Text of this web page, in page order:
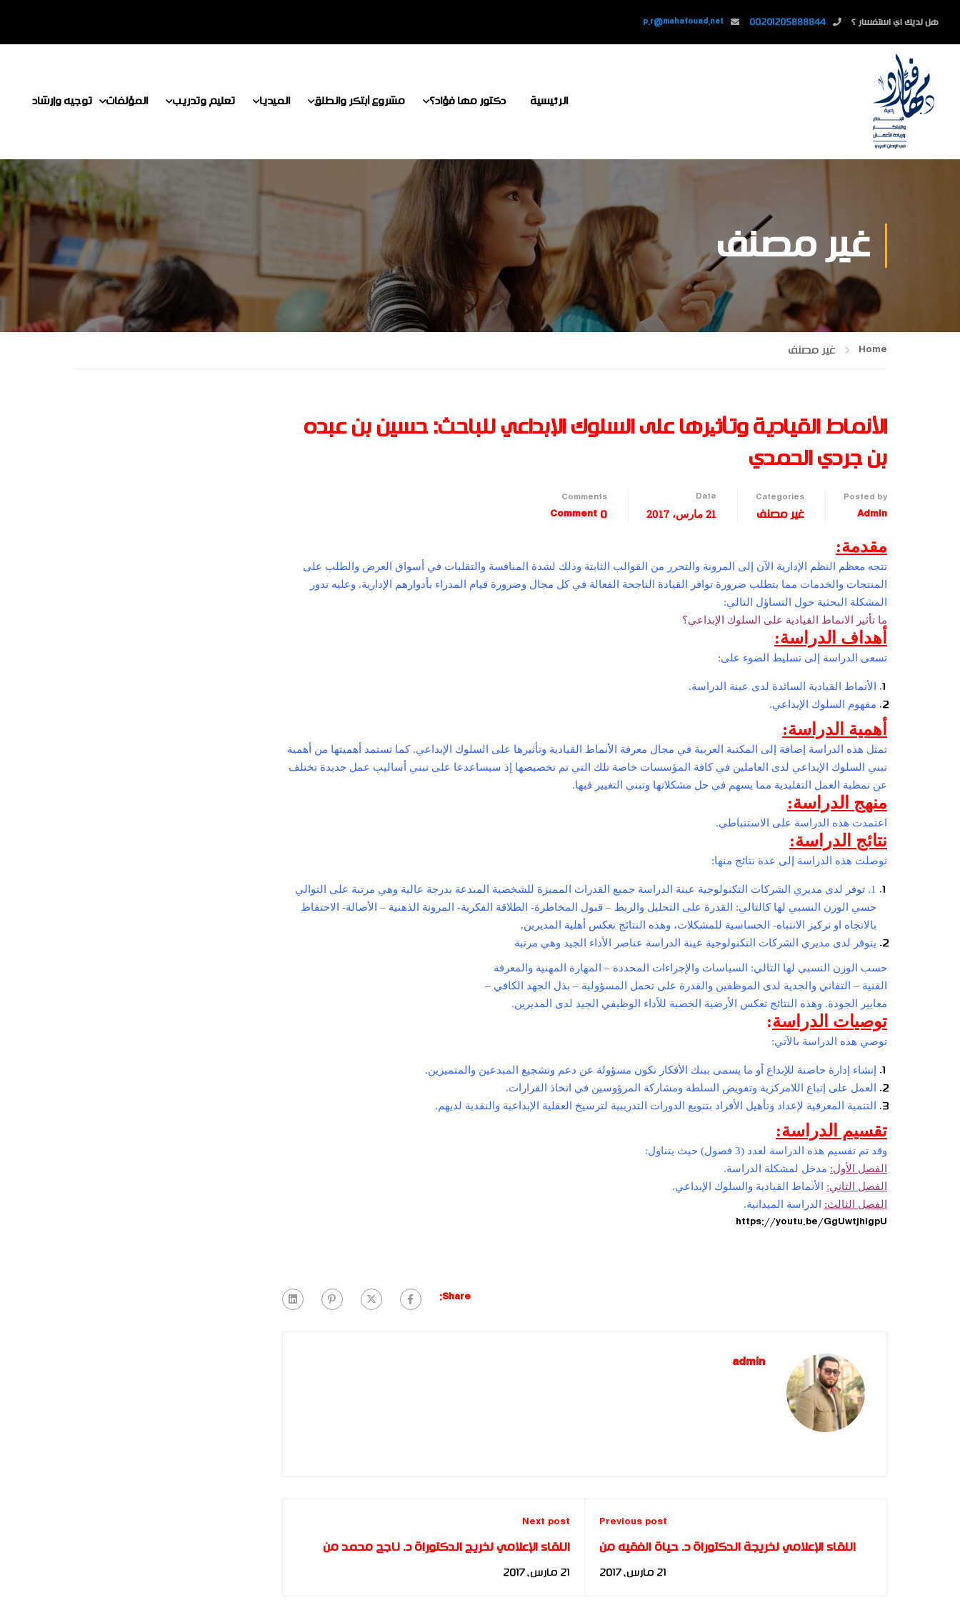
هل لديك اي استفسار ؟ 00201205888844
p.r@mahafouad.net
الرئيسية دكتور مها فؤاد؟ مشروع أبتكر وانطلق الميديا تعليم وتدريب المؤلفات توجيه وإرشاد
غير مصنف
Home غير مصنف
الأنماط القيادية وتأثیرها على السلوك الإبداعي للباحث: حسين بن عبده
بن جردي الحمدي
Posted by
Admin
Categories
غير مصنف
Date
21 مارس، 2017
Comments
0 Comment
مقدمة:
تتجه معظم النظم الإدارية الآن إلى المرونة والتحرر من القوالب الثابتة وذلك لشدة المنافسة والتقلبات في أسواق العرض والطلب على
المنتجات والخدمات مما يتطلب ضرورة توافر القيادة الناجحة الفعالة في كل مجال وضرورة قيام المدراء بأدوارهم الإدارية. وعليه تدور
المشكلة البحثية حول التساؤل التالي:
ما تأثير الانماط القيادية على السلوك الإبداعي؟
أهداف الدراسة:
تسعى الدراسة إلى تسليط الضوء على:
الأنماط القيادية السائدة لدى عينة الدراسة.
مفهوم السلوك الإبداعي.
أهمية الدراسة:
تمثل هذه الدراسة إضافة إلى المكتبة العربية في مجال معرفة الأنماط القيادية وتأثيرها على السلوك الإبداعي. كما تستمد أهميتها من أهمية
تبني السلوك الإبداعي لدى العاملين في كافة المؤسسات خاصة تلك التي تم تخصيصها إذ سيساعدعا على تبني أساليب عمل جديدة تختلف
عن نمطية العمل التقليدية مما يسهم في حل مشكلاتها وتبني التغيير فيها.
منهج الدراسة:
اعتمدت هذه الدراسة على الاستنباطي.
نتائج الدراسة:
توصلت هذه الدراسة إلى عدة نتائج منها:
1. توفر لدى مديري الشركات التكنولوجية عينة الدراسة جميع القدرات المميزة للشخصية المبدعة بدرجة عالية وهي مرتبة على التوالي
حسي الوزن النسبي لها كالتالي: القدرة على التحليل والربط – قبول المخاطرة- الطلاقة الفكرية- المرونة الذهنية – الأصالة- الاحتفاظ
بالاتجاه او تركيز الانتباه- الحساسية للمشكلات، وهذه النتائج تعكس أهلية المديرين.
یتوفر لدى مدیري الشركات التكنولوجية عینة الدراسة عناصر الأداء الجید وهي مرتبة
حسب الوزن النسبي لها التالي: السياسات والإجراءات المحددة – المهارة المهنية والمعرفة
الفنية – التفاني والجدية لدى الموظفین والقدرة على تحمل المسؤولية – بذل الجهد الكافي –
معاییر الجودة. وهذه النتائج تعكس الأرضية الخصبة للأداء الوظيفي الجید لدى المدیرين.
توصيات الدراسة:
توصي هذه الدراسة بالآتي:
إنشاء إدارة حاضنة للإبداع أو ما يسمى ببنك الأفكار تكون مسؤولة عن دعم وتشجيع المبدعين والمتميزين.
العمل على إتباع اللامركزية وتفويض السلطة ومشاركة المرؤوسين في اتخاذ القرارات.
التنمية المعرفية لإعداد وتأهيل الأفراد بتنويع الدورات التدريبية لترسيخ العقلية الإبداعية والنقدية لديهم.
تقسيم الدراسة:
وقد تم تقسيم هذه الدراسة لعدد (3 فصول) حيث يتناول:
الفصل الأول: مدخل لمشكلة الدراسة.
الفصل الثاني: الأنماط القيادية والسلوك الإبداعي.
الفصل الثالث: الدراسة الميدانية.
https://youtu.be/GgUwtjhigpU
Share:
admin
Previous post
اللقاء الإعلامي لخريجة الدكتوراة د. حياة الفقيه من
21 مارس، 2017
Next post
اللقاء الإعلامي لخريج الدكتوراة د. ناجح محمد من
21 مارس، 2017